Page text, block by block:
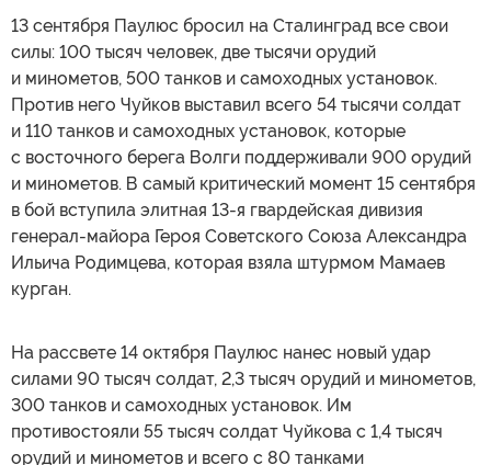
13 сентября Паулюс бросил на Сталинград все свои
силы: 100 тысяч человек, две тысячи орудий
и минометов, 500 танков и самоходных установок.
Против него Чуйков выставил всего 54 тысячи солдат
и 110 танков и самоходных установок, которые
с восточного берега Волги поддерживали 900 орудий
и минометов. В самый критический момент 15 сентября
в бой вступила элитная 13-я гвардейская дивизия
генерал-майора Героя Советского Союза Александра
Ильича Родимцева, которая взяла штурмом Мамаев
курган.
На рассвете 14 октября Паулюс нанес новый удар
силами 90 тысяч солдат, 2,3 тысяч орудий и минометов,
300 танков и самоходных установок. Им
противостояли 55 тысяч солдат Чуйкова с 1,4 тысяч
орудий и минометов и всего с 80 танками